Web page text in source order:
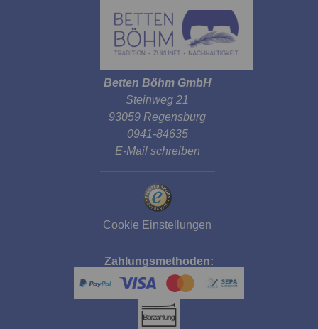
Betten Böhm GmbH
Steinweg 21
93059 Regensburg
0941-84635
E-Mail schreiben
Cookie Einstellungen
Zahlungsmethoden: